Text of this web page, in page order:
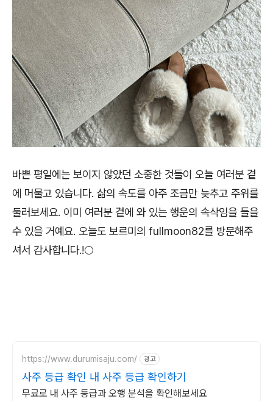
바쁜 평일에는 보이지 않았던 소중한 것들이 오늘 여러분 곁
에 머물고 있습니다. 삶의 속도를 아주 조금만 늦추고 주위를
둘러보세요. 이미 여러분 곁에 와 있는 행운의 속삭임을 들을
수 있을 거예요. 오늘도 보르미의 fullmoon82를 방문해주
셔서 감사합니다.!🌕
https://www.durumisaju.com/ 광고
사주 등급 확인 내 사주 등급 확인하기
무료로 내 사주 등급과 오행 분석을 확인해보세요